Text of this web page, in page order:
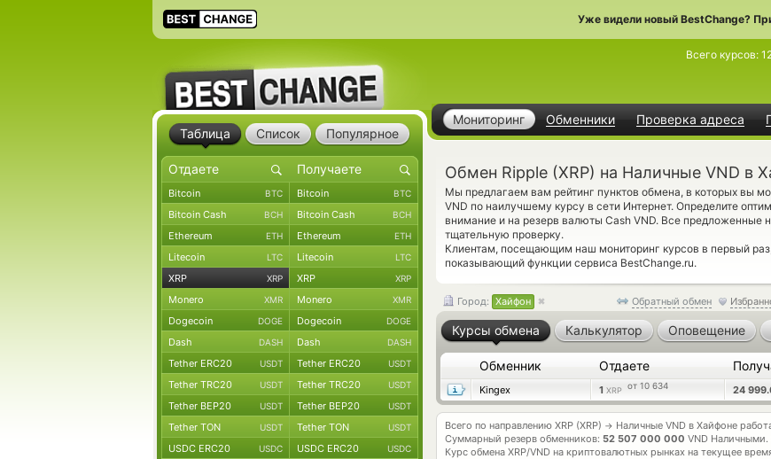
Уже видели новый BestChange?
Мониторинг Обменники Проверка адреса
Всего курсов:
Обмен Ripple (XRP) на Наличные VND в
Мы предлагаем вам рейтинг пунктов обмена, в которых вы
VND по наилучшему курсу в сети Интернет. Определите
внимание и на резерв валюты Cash VND. Все
тщательную проверку.
Клиентам, посещающим наш мониторинг курсов в первый
показывающий функции сервиса BestChange.ru.
Обратный обмен
Город: Хайфон
Курсы обмена Калькулятор Оповещение
Обменник Отдаете
Kingex 1 XRP от 10 634 24
Всего по направлению XRP (XRP) → Наличные VND в Хайфоне
Суммарный резерв обменников: 52 507 000 000 VND Наличными.
Курс обмена XRP/VND на криптовалютных рынках на текущее
Таблица Список Популярное
Bitcoin BTC Bitcoin BTC
Bitcoin Cash BCH Bitcoin Cash BCH
Ethereum ETH Ethereum ETH
Litecoin LTC Litecoin LTC
XRP XRP XRP XRP
Monero XMR Monero XMR
Dogecoin DOGE Dogecoin DOGE
Dash DASH Dash DASH
Tether ERC20 USDT Tether ERC20 USDT
Tether TRC20 USDT Tether TRC20 USDT
Tether BEP20 USDT Tether BEP20 USDT
Tether TON USDT Tether TON USDT
USDC ERC20 USDC USDC ERC20 USDC